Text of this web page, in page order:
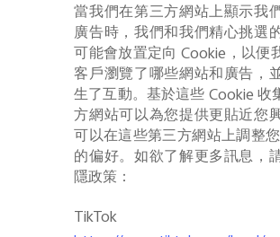
當我們在第三方網站上顯示我
廣告時，我們和我們精心挑選
可能會放置定向 Cookie ，以
客戶瀏覽了哪些網站和廣告，
生了互動。基於這些Cookie收
方網站可以為您提供更貼近您
可以在這些第三方網站上調整
的偏好。如欲了解更多訊息，
隱政策：
TikTok